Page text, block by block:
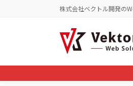
に
移
ョ
ン
株式会社ベクトル開発の